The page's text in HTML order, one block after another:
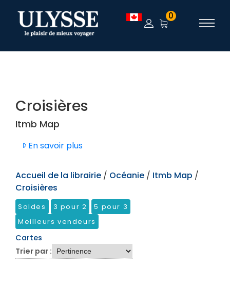
TEST 0
Croisières
Itmb Map
En savoir plus
Accueil de la librairie / Océanie / Itmb Map /
Croisières
Soldes 3 pour 2
5 pour 3
Meilleurs vendeurs
Cartes
Trier par :